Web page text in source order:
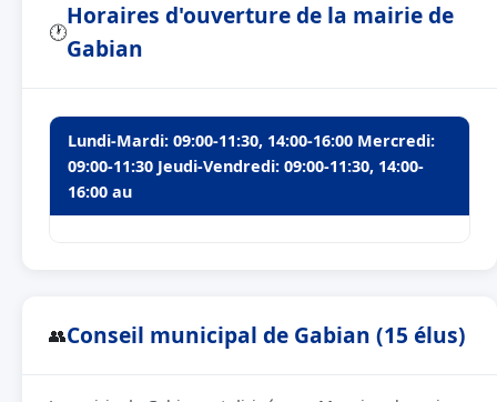
🕐
Horaires d'ouverture de la mairie de
Gabian
Lundi-Mardi: 09:00-11:30, 14:00-16:00 Mercredi:
09:00-11:30 Jeudi-Vendredi: 09:00-11:30, 14:00-
16:00 au
👥Conseil municipal de Gabian (15 élus)